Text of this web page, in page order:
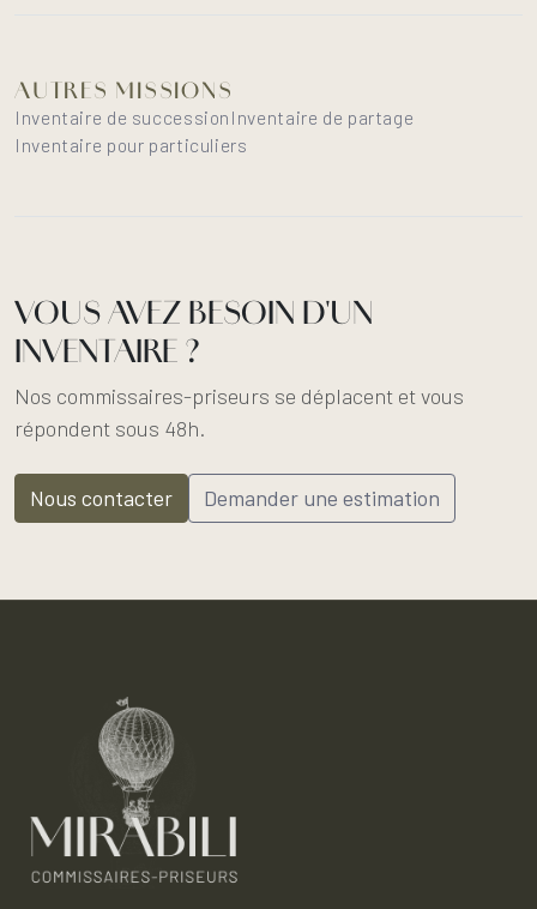
AUTRES MISSIONS
Inventaire de succession Inventaire de partage
Inventaire pour particuliers
VOUS AVEZ BESOIN D'UN
INVENTAIRE ?
Nos commissaires-priseurs se déplacent et vous
répondent sous 48h.
Nous contacter Demander une estimation